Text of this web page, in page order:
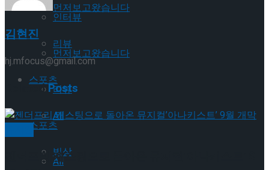
먼저보고왔습니다
리뷰
스포츠
All
빙상
인터뷰
먼저보고왔습니다
리뷰
스포츠
All
김현진
hj.mfocus@gmail.com
RelatedPosts
젠더프리 캐스팅으로 돌아온 뮤지컬’아나키스트’ 9